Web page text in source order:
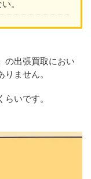
。
の出張買取におい
ません。
らいです。